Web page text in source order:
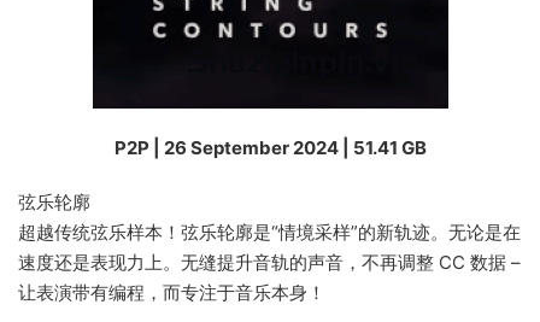
P2P | 26 September 2024 | 51.41 GB
弦乐轮廓
超越传统弦乐样本！弦乐轮廓是“情境采样”的新轨迹。无论是在
速度还是表现力上。无缝提升音轨的声音，不再调整 CC 数据 –
让表演带有编程，而专注于音乐本身！